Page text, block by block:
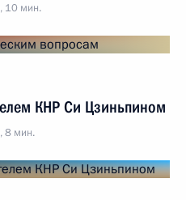
10 мин.
КНР Си Цзиньпином
8 мин.